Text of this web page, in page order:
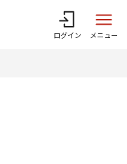
ログイン メニュー